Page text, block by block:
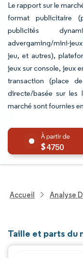
Le rapport sur le
format publicitaire
publicités
advergaming/mini-
jeu, et autres),
jeux sur console, jeux
transaction (place
directe/basée sur les
marché sont fournies
4750
Accueil Analyse
Taille et parts du